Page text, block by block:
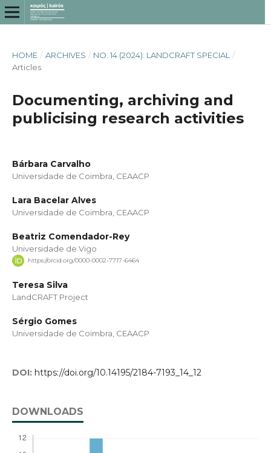
HOME / ARCHIVES / NO. 14 (2024): LANDCRAFT SPECIAL
/
Articles
Documenting, archiving and
publicising research activities
Bárbara Carvalho
Universidade de Coimbra, CEAACP
Lara Bacelar Alves
Universidade de Coimbra, CEAACP
Beatriz Comendador-Rey
Universidade de Vigo
https://orcid.org/0000-0002-7717-6464
Teresa Silva
LandCRAFT Project
Sérgio Gomes
Universidade de Coimbra, CEAACP
DOI: https://doi.org/10.14195/2184-7193_14_12
DOWNLOADS